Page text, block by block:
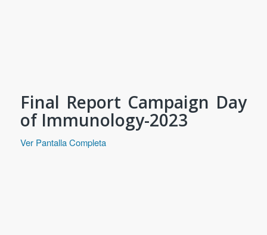
Final Report Campaign Day
of Immunology-2023
Ver Pantalla Completa